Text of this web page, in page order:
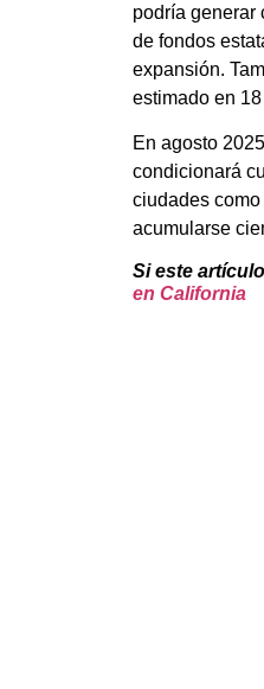
podría generar
de fondos
expansión.
estimado en
En agosto
condicionará
ciudades
acumularse
Si este
en California